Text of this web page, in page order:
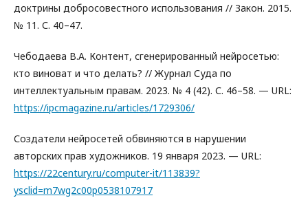
доктрины добросовестного использования // Закон. 2015.
№ 11. С. 40–47.
Чебодаева В.А. Контент, сгенерированный нейросетью:
кто виноват и что делать? // Журнал Суда по
интеллектуальным правам. 2023. № 4 (42). С. 46–58. — URL:
https://ipcmagazine.ru/articles/1729306/
Создатели нейросетей обвиняются в нарушении
авторских прав художников. 19 января 2023. — URL:
https://22century.ru/computer-it/113839?
ysclid=m7wg2c00p0538107917